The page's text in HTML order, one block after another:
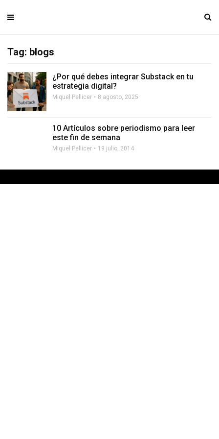
Tag: blogs
¿Por qué debes integrar Substack en tu
estrategia digital?
Miquel Pellicer 8 agosto, 2025
10 Artículos sobre periodismo para leer
este fin de semana
Miquel Pellicer 19 julio, 2014